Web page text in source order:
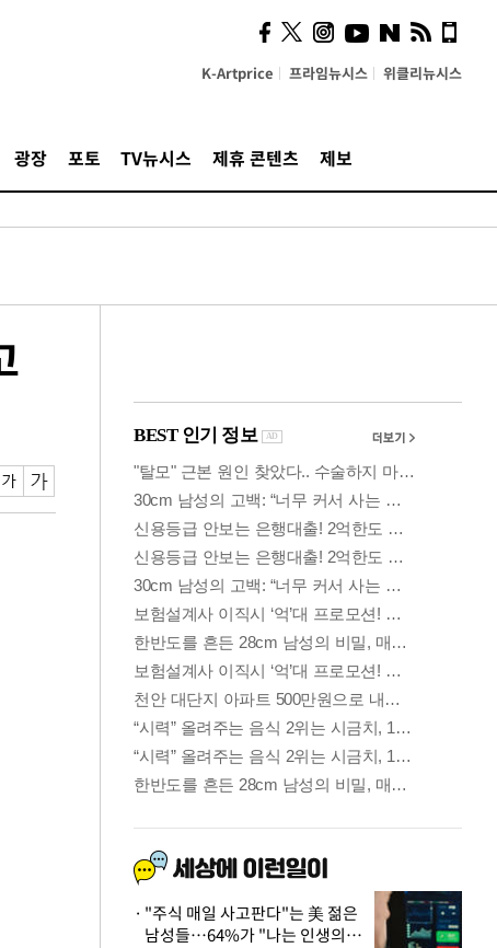
K-Artprice 프라임뉴시스 위클리뉴시스
광장 포토 TV뉴시스 제휴 콘텐츠 제보
시, 스마트폰 액세서리에
NFC 더했다
"주식 매일 사고판다"는 美 젊은
남성들…64%가 "나는 인생의